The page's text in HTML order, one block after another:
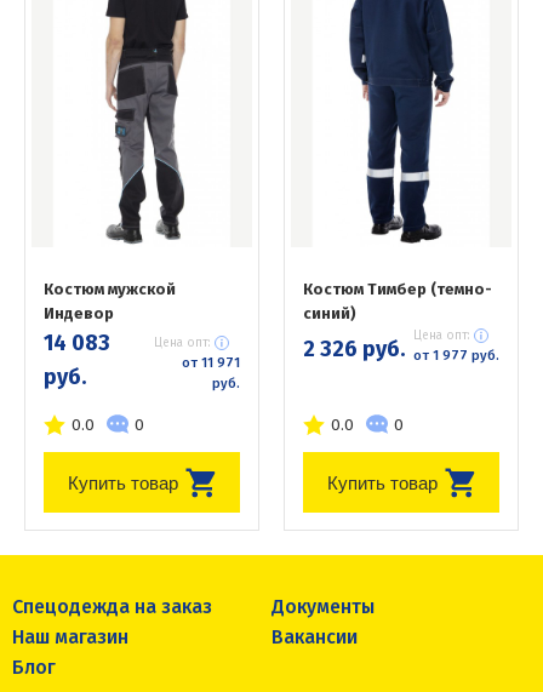
Костюм мужской
Индевор
14 083
руб.
Цена опт:
от 11 971
руб.
0.0 0
Купить товар
Костюм Тимбер (темно-
синий)
2 326 руб. Цена опт:
от 1 977 руб.
0.0 0
Купить товар
Спецодежда на заказ
Документы
Наш магазин
Вакансии
Блог